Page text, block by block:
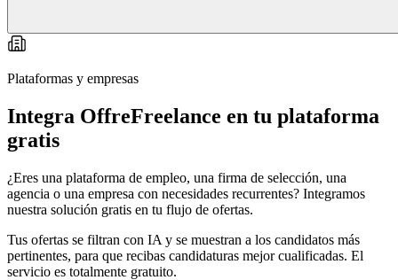
Plataformas y empresas
Integra OffreFreelance en tu plataforma
gratis
¿Eres una plataforma de empleo, una firma de selección, una
agencia o una empresa con necesidades recurrentes? Integramos
nuestra solución gratis en tu flujo de ofertas.
Tus ofertas se filtran con IA y se muestran a los candidatos más
pertinentes, para que recibas candidaturas mejor cualificadas. El
servicio es totalmente gratuito.